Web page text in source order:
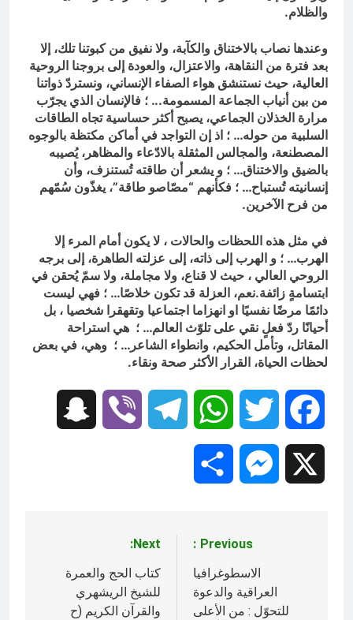
والظلام.
وعندها نصاب بالاختناق والكآبة، ولا نفيق من كبوتنا تلك، إلا
بعد فترة من النقاهة، والاعتزال، والعودة إلى بروجنا الروحية
العالية، حيث نستنشق هواء الصفاء الإنساني، ونستردّ ذواتنا
من بين أنياب الجماعة المسمومة... ؛ فالإنسان الذي يجرّب
مرارة الخذلان الجماعي، يصبح أكثر حساسية تجاه الطاقات
السلبية من حوله… ؛ اذ إن التواجد في أماكن مكتظة بالوجوه
المصطنعة، والمجالس المثقلة بالادّعاء والمظاهر، يُصيبه
بالضيق والاختناق… ؛ و يشعر أن طاقته تُستنزف، وأن
إنسانيته تُستباح… ؛ فكأنهم “مصّاصو طاقة”، يغذّون سُمّهم
من فرح الآخرين.
في مثل هذه اللحظات والحالات ، لا يكون أمام المرء إلا
الهرب… ؛ و الهرب إلى ذاته، إلى عزلته الطاهرة، إلى برجه
الروحي العالي ، حيث لا قناع، ولا مجاملة، ولا سمّ يُحقن في
ابتسامةٍ زائفة.نعم، العزلة قد تكون خلاصًا… ؛ فهي ليست
دائمًا مرضًا نفسيًا او انهزاما اجتماعيا وتقهقرا شخصيا ، بل
أحيانًا ردّ فعلٍ نقي على تلوّث العالم… ؛ هي استراحة
المقاتل، وتأمل الحكيم، وانطواء الشاعر… ؛ وهي، في بعض
لحظات الحياة، القرار الأكثر صحة ونقاء.
Facebook
Twitter
WhatsApp
Telegram
Viber
Messenger
المقالات
Previous:
الاسطوغرافيا
العراقية والدعوة
للتحوّل : من الأعلى
Next:
كتاب الحج والعمرة
للشيخ الريشهري
والقرآن الكريم (ح